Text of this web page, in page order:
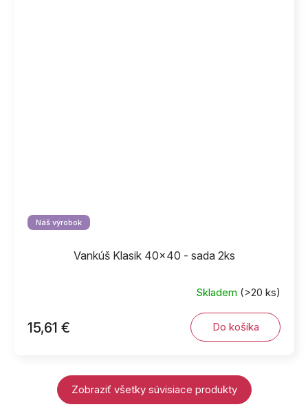
Náš výrobok
Vankúš Klasik 40x40 - sada 2ks
Skladem (>20 ks)
15,61 € Do košíka
Zobraziť všetky súvisiace produkty